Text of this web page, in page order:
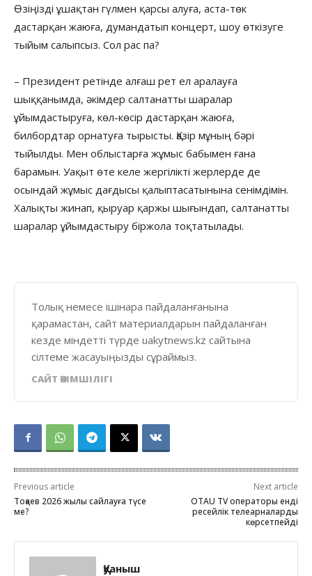
Өзіңізді ұшақтан гүлмен қарсы алуға, аста-төк
дастарқан жаюға, думандатып концерт, шоу өткізуге
тыйым салыпсыз. Сол рас па?
– Президент ретінде алғаш рет ел аралауға
шыққанымда, әкімдер салтанатты шаралар
ұйымдастыруға, көл-көсір дастарқан жаюға,
билбордтар орнатуға тырысты. Қазір мұның бәрі
тыйылды. Мен облыстарға жұмыс бабымен ғана
барамын. Уақыт өте келе жергілікті жерлерде де
осындай жұмыс дағдысы қалыптасатынына сенімдімін.
Халықты жинап, қыруар қаржы шығындап, салтанатты
шаралар ұйымдастыру біржола тоқтатылады.
Толық немесе ішінара пайдаланғанына
қарамастан, сайт материалдарын пайдаланған
кезде міндетті түрде uakytnews.kz сайтына
сілтеме жасауыңызды сұраймыз.
САЙТ ӘКІМШІЛІГІ
Previous article
Тоқаев 2026 жылы сайлауға түсе
ме?
Next article
OTAU TV операторы енді
ресейлік телеарналарды
көрсетпейді
Қуаныш